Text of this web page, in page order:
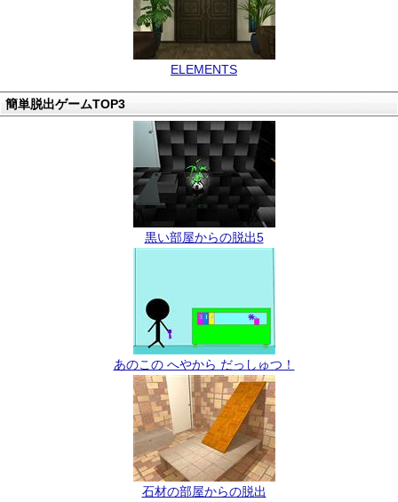
ELEMENTS
簡単脱出ゲームTOP3
黒い部屋からの脱出5
あのこの へやから だっしゅつ！
石材の部屋からの脱出